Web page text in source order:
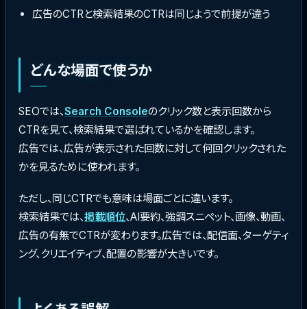
広告のCTRと検索結果のCTRは同じようで前提が違う
どんな場面で使うか
SEOでは、Search Consoleのクリック数と表示回数から
CTRを見て、検索結果で選ばれているかを確認します。
広告では、広告が表示された回数に対して何回クリックされた
かを見るために使われます。
ただし、同じCTRでも意味は場面ごとに違います。
検索結果では、掲載順位、AI要約、強調スニペット、画像、動画、
広告の有無でCTRが変わります。広告では、配信面、ターゲティ
ング、クリエイティブ、配置の影響が大きいです。